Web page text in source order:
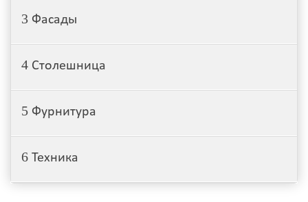
3 Фасады
4 Столешница
5 Фурнитура
6 Техника